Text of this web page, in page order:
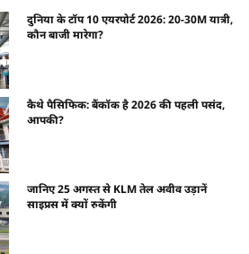
दुनिया के टॉप 10 एयरपोर्ट 2026: 20-30M यात्री,
कौन बाजी मारेगा?
कैथे पैसिफिक: बैंकॉक है 2026 की पहली पसंद,
आपकी?
जानिए 25 अगस्त से KLM तेल अवीव उड़ानें
साइप्रस में क्यों रुकेंगी